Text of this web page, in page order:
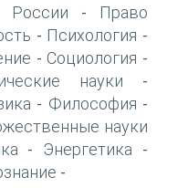
России -
Право
- Психология -
- Социология -
науки -
- Философия -
науки
- Энергетика -
-